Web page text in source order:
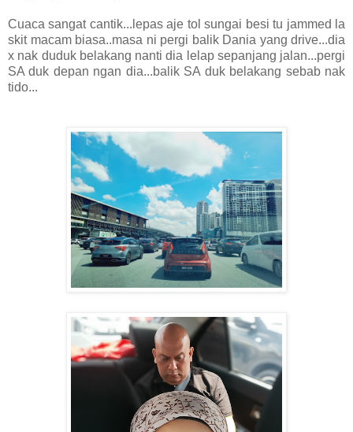
Cuaca sangat cantik...lepas aje tol sungai besi tu jammed la
skit macam biasa..masa ni pergi balik Dania yang drive...dia
x nak duduk belakang nanti dia lelap sepanjang jalan...pergi
SA duk depan ngan dia...balik SA duk belakang sebab nak
tido...